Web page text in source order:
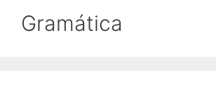
Gramática